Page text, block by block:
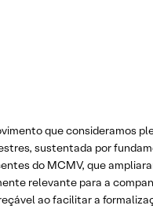
que consideramos
sustentada por
do MCMV, que
relevante para a
ao facilitar a